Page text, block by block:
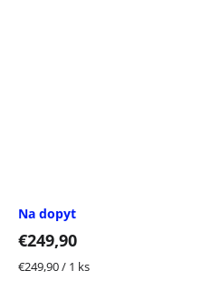
Na dopyt
€249,90
Jednotková
€249,90 / 1 ks